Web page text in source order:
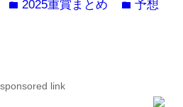
folder 2025重賞まとめ folder予想
sponsored link